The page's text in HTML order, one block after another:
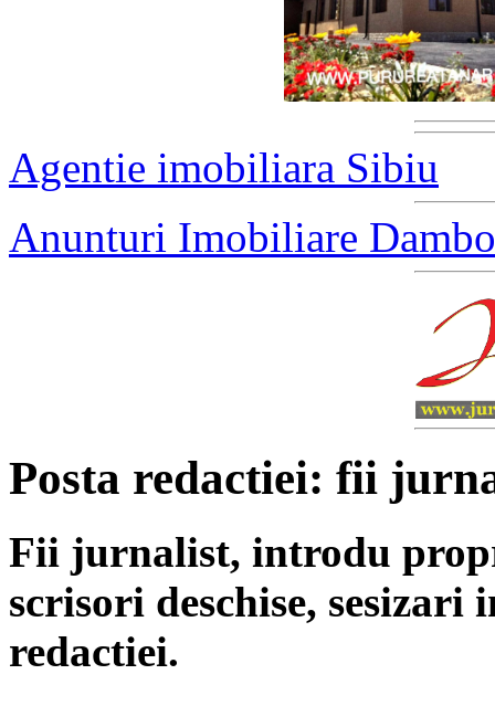
Agentie imobiliara Sibiu
Anunturi Imobiliare
Posta redactiei: fii
Fii jurnalist, introdu
scrisori deschise, sesizari
redactiei.